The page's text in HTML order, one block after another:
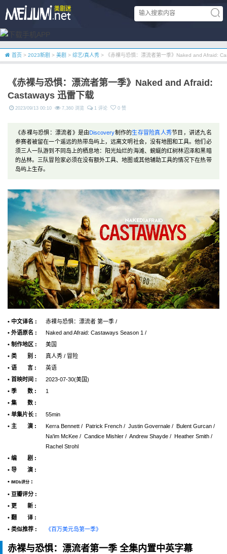
首页 > 2023新剧 > 美剧 > 综艺/真人秀 > 《赤裸与恐惧：漂流者第一季》Naked and Afraid:
《赤裸与恐惧：漂流者第一季》Naked and Afraid:
Castaways 迅雷下载
2023/09/13 00:10 7,360 浏览 1 评论 0 赞
《赤裸与恐惧：漂流者》是由Discovery制作的生存冒险真人秀节目，讲述九名
参赛者被留在一个遥远的热带岛屿上，远离文明社会，没有地图和工具。他们必
须三人一队游到不同岛上的栖息地：阳光灿烂的海滩、蜿蜒的红树林沼泽和黑暗
的丛林。三队冒险家必须在没有额外工具、地图或其他辅助工具的情况下在热带
岛屿上生存。
• 中文译名 :
赤裸与恐惧：漂流者 第一季 /
• 外语原名 :
Naked and Afraid: Castaways Season 1 /
• 制作地区 :
美国
• 类 别 :
真人秀 / 冒险
• 语 言 :
英语
• 首映时间 :
2023-07-30(美国)
• 季 数 :
1
• 集 数 :
• 单集片长 :
55min
• 主 演 :
Kerra Bennett / Patrick French / Justin Governale / Bulent Gurcan /
Na'im McKee / Candice Mishler / Andrew Shayde / Heather Smith /
Rachel Strohl
• 编 剧 :
• 导 演 :
•
IMDb评分 :
• 豆瓣评分 :
• 更 新 :
• 翻 译 :
• 类似推荐 :
《百万美元岛第一季》
赤裸与恐惧：漂流者第一季 全集内置中英字幕